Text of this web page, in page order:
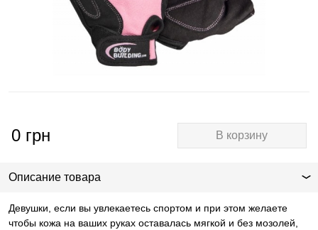
0 грн В корзину
Описание товара
Девушки, если вы увлекаетесь спортом и при этом желаете
чтобы кожа на ваших руках оставалась мягкой и без мозолей,